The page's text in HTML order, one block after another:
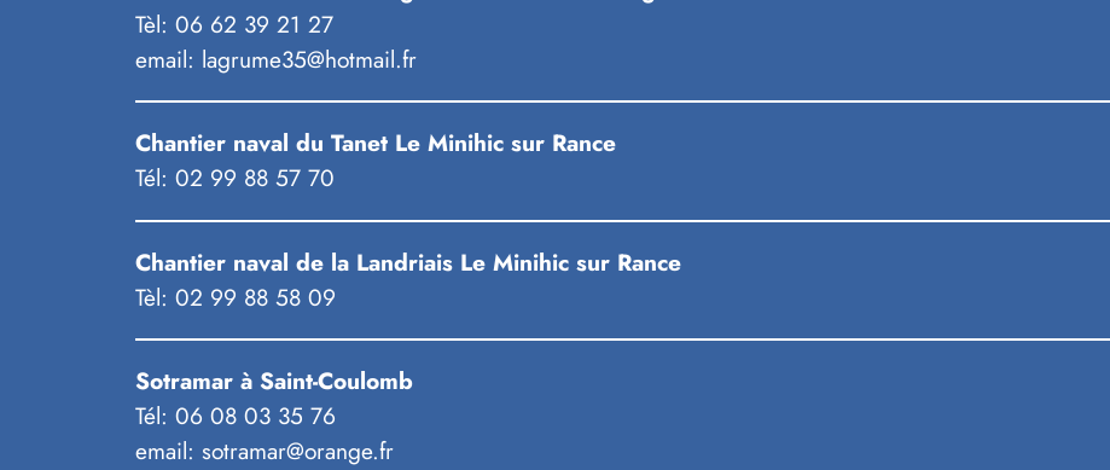
Tèl: 06 62 39 21 27
email: lagrume35@hotmail.fr
Chantier naval du Tanet Le Minihic sur Rance
Tél: 02 99 88 57 70
Chantier naval de la Landriais Le Minihic sur Rance
Tèl: 02 99 88 58 09
Sotramar à Saint-Coulomb
Tél: 06 08 03 35 76
email: sotramar@orange.fr